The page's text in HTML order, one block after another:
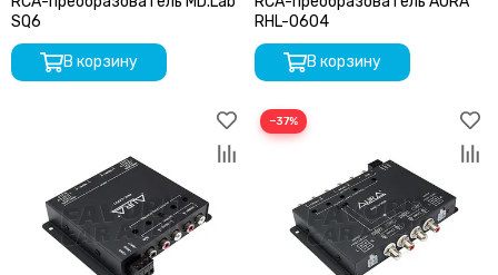
Разъемы быстрого подключения
Инструмент
Прочее
SQ6
В корзину
RHL-0604
В корзину
−37%